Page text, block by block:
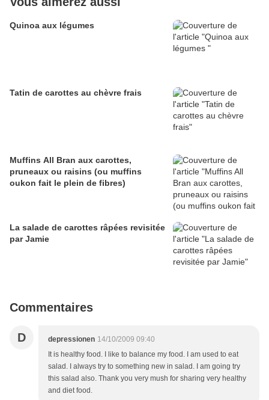
Quinoa aux légumes
Tatin de carottes au chèvre frais
Muffins All Bran aux carottes,
pruneaux ou raisins (ou muffins
oukon fait le plein de fibres)
La salade de carottes râpées revisitée
par Jamie
Commentaires
D depressionen 14/10/2009 09:40
It is healthy food. I like to balance my food. I am used to eat
salad. I always try to something new in salad. I am going try
this salad also. Thank you very mush for sharing very healthy
and diet food.